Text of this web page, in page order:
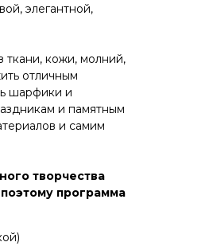
элегантной,
ткани, кожи, молний,
отличным
шарфики и
и памятным
и самим
творчества
программа